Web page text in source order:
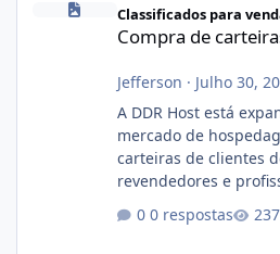
Classificados para
Compra de
Jefferson · Julho 30,
A DDR Host está
mercado de
carteiras de clientes
revendedores e
encerrar suas
operação. Se você
0 respostas